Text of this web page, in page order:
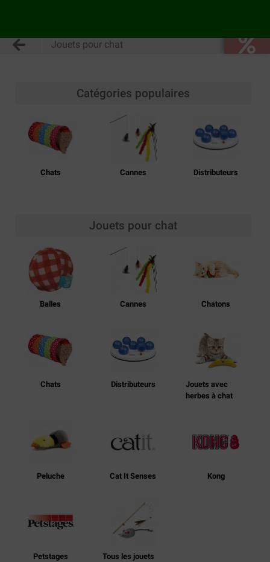
Jouets pour chat
Catégories populaires
Chats Cannes Distributeurs
Jouets pour chat
Balles Cannes Chatons
Chats Distributeurs
Jouets avec
herbes à chat
Peluche Cat It Senses Kong
Petstages
Tous les jouets